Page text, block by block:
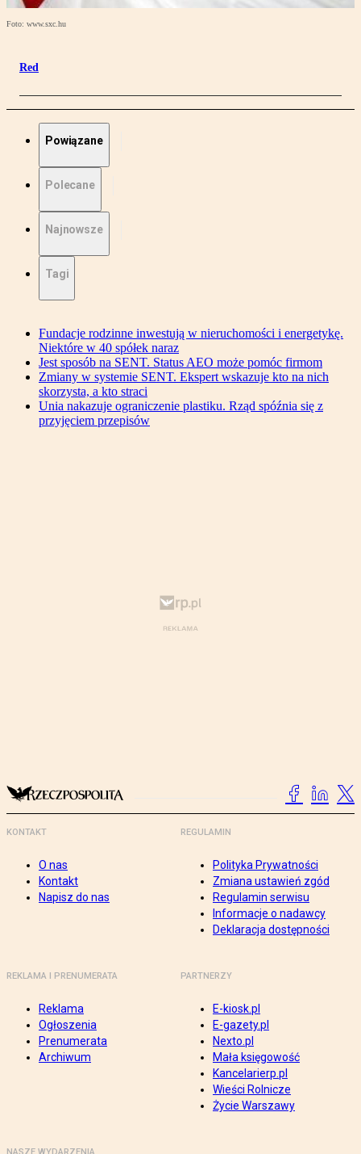
Foto: www.sxc.hu
Red
Powiązane
Polecane
Najnowsze
Tagi
Fundacje rodzinne inwestują w nieruchomości i energetykę.
Niektóre w 40 spółek naraz
Jest sposób na SENT. Status AEO może pomóc firmom
Zmiany w systemie SENT. Ekspert wskazuje kto na nich
skorzysta, a kto straci
Unia nakazuje ograniczenie plastiku. Rząd spóźnia się z
przyjęciem przepisów
KONTAKT
O nas
Kontakt
Napisz do nas
REGULAMIN
Polityka Prywatności
Zmiana ustawień zgód
Regulamin serwisu
Informacje o nadawcy
Deklaracja dostępności
REKLAMA I PRENUMERATA
Reklama
Ogłoszenia
Prenumerata
Archiwum
PARTNERZY
E-kiosk.pl
E-gazety.pl
Nexto.pl
Mała księgowość
Kancelarierp.pl
Wieści Rolnicze
Życie Warszawy